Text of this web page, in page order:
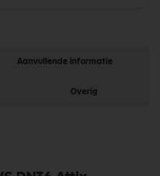
Aanvullende informatie
Overig